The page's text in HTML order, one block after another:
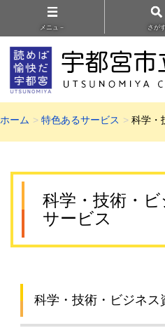
メニュ－ さがす
ホーム 特色あるサービス 科学・
科学・技術・
サービス
科学・技術・ビジネス